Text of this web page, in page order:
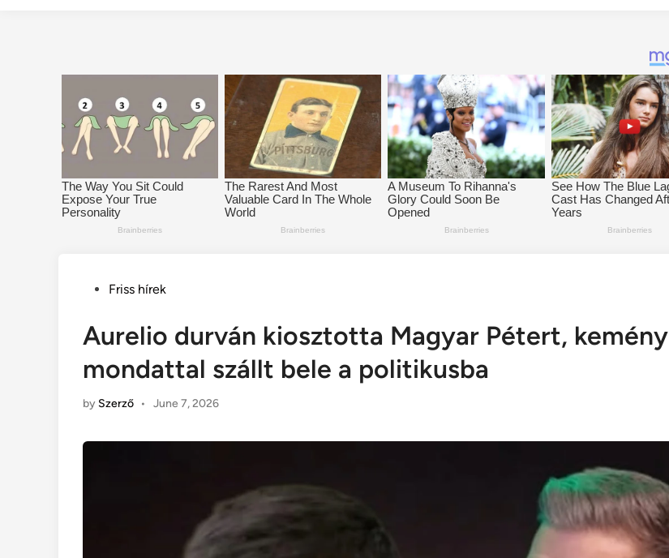
PostedFriss hírek
Aurelio durván kiosztotta Magyar Pétert, kemény
mondattal szállt bele a politikusba
by Szerző • June 7, 2026